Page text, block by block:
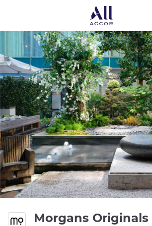
Morgans Originals